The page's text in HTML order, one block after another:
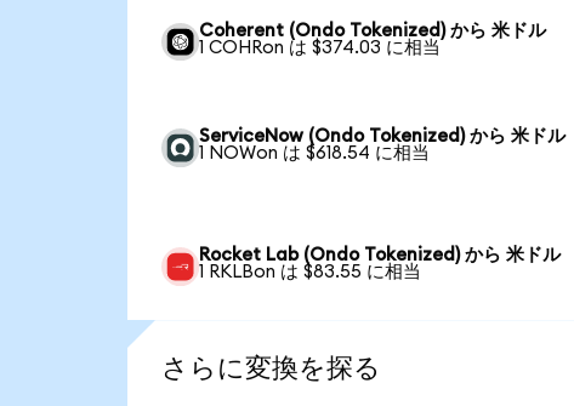
Coherent (Ondo Tokenized) から 米ドル
1 COHRon は $374.03 に相当
ServiceNow (Ondo Tokenized) から 米ドル
1 NOWon は $618.54 に相当
Rocket Lab (Ondo Tokenized) から 米ドル
1 RKLBon は $83.55 に相当
さらに変換を探る